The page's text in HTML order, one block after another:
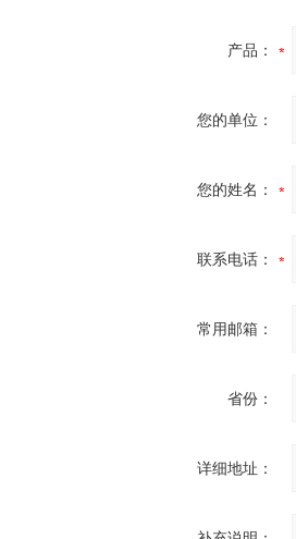
产品：
您的单位：
您的姓名：
联系电话：
常用邮箱：
省份：
详细地址：